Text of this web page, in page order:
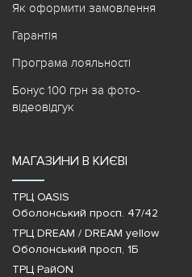
Як оформити замовлення
Гарантія
Програма лояльності
Бонус 100 грн за фото-
відеовідгук
МАГАЗИНИ В КИЄВІ
ТРЦ OASIS
Оболонський просп. 47/42
ТРЦ DREAM / DREAM yellow
Оболонський просп, 1Б
ТРЦ РайON